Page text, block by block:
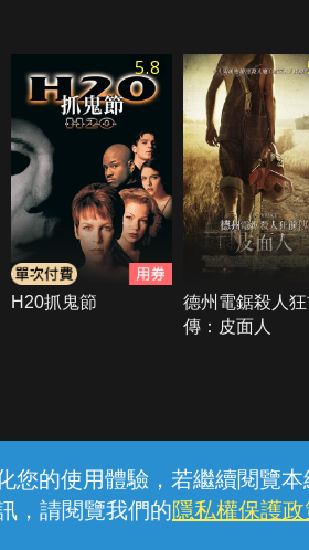
您的使用體驗，若繼續閱覽
，請閱覽我們的隱私權保護政
5.8
H20抓鬼節
德州電鋸殺人
傳：皮面人
線上客服 服務條款 隱私權
份有限公司個人家庭分公司 (統一編號：